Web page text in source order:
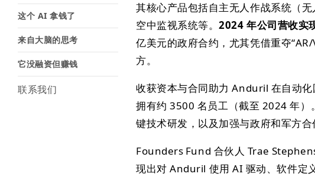
这个 AI 拿钱了
来自大脑的思考
它没融资但赚钱
联系我们
其核心产品包括自主无人作战系统（
空中监视系统等。2024 年公司营收实
亿美元的政府合约，尤其凭借重夺
方。
收获资本与合同助力 Anduril 在自动
拥有约 3500 名员工（截至 2024 年）
键技术研发，以及加强与政府和军方合
Founders Fund 合伙人 Trae
现出对 Anduril 使用 AI 驱动、软件定